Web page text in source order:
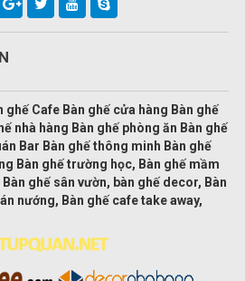
ghế Cafe Bàn ghế cửa hàng Bàn ghế
nhà hàng Bàn ghế phòng ăn Bàn ghế
Bar Bàn ghế thông minh Bàn ghế
Bàn ghế trường học, Bàn ghế mầm
ghế sân vườn, bàn ghế decor, Bàn
nướng, Bàn ghế cafe take away,